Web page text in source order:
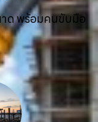
าด พร้อมคนขับมือ